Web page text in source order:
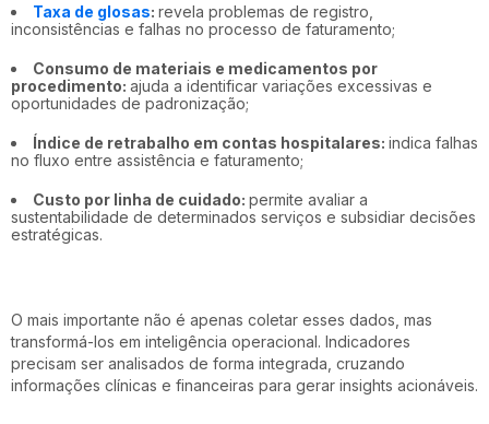
Taxa de glosas: revela problemas de registro,
inconsistências e falhas no processo de faturamento;
Consumo de materiais e medicamentos por
procedimento: ajuda a identificar variações excessivas e
oportunidades de padronização;
Índice de retrabalho em contas hospitalares: indica falhas
no fluxo entre assistência e faturamento;
Custo por linha de cuidado: permite avaliar a
sustentabilidade de determinados serviços e subsidiar decisões
estratégicas.
O mais importante não é apenas coletar esses dados, mas
transformá-los em inteligência operacional. Indicadores
precisam ser analisados de forma integrada, cruzando
informações clínicas e financeiras para gerar insights acionáveis.